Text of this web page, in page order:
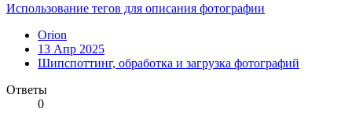
Использование тегов для описания фотографии
Orion
13 Апр 2025
Шипспоттинг, обработка и загрузка фотографий
Ответы
0